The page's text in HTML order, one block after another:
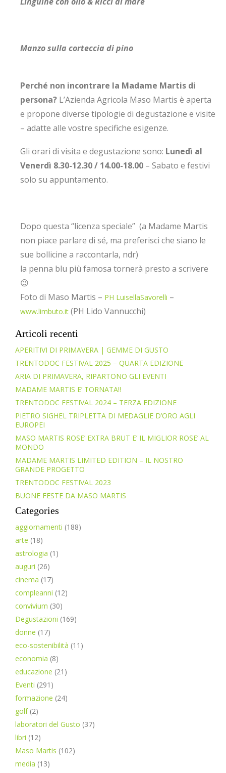
Manzo sulla corteccia di pino
Perché non incontrare la Madame Martis di
persona? L’Azienda Agricola Maso Martis è aperta
e propone diverse tipologie di degustazione e visite
– adatte alle vostre specifiche esigenze.
Gli orari di visita e degustazione sono: Lunedì al
Venerdì 8.30-12.30 / 14.00-18.00 – Sabato e festivi
solo su appuntamento.
Dopo questa “licenza speciale” (a Madame Martis
non piace parlare di sé, ma preferisci che siano le
sue bollicine a raccontarla, ndr)
la penna blu più famosa tornerà presto a scrivere
😉
Foto di Maso Martis – PH LuisellaSavorelli –
www.limbuto.it (PH Lido Vannucchi)
Articoli recenti
APERITIVI DI PRIMAVERA | GEMME DI GUSTO
TRENTODOC FESTIVAL 2025 – QUARTA EDIZIONE
ARIA DI PRIMAVERA, RIPARTONO GLI EVENTI
MADAME MARTIS E’ TORNATA!!
TRENTODOC FESTIVAL 2024 – TERZA EDIZIONE
PIETRO SIGHEL TRIPLETTA DI MEDAGLIE D’ORO AGLI
EUROPEI
MASO MARTIS ROSE’ EXTRA BRUT E’ IL MIGLIOR ROSE’ AL
MONDO
MADAME MARTIS LIMITED EDITION – IL NOSTRO
GRANDE PROGETTO
TRENTODOC FESTIVAL 2023
BUONE FESTE DA MASO MARTIS
Categories
aggiornamenti (188)
arte (18)
astrologia (1)
auguri (26)
cinema (17)
compleanni (12)
convivium (30)
Degustazioni (169)
donne (17)
eco-sostenibilità (11)
economia (8)
educazione (21)
Eventi (291)
formazione (24)
golf(2)
laboratori del Gusto (37)
libri (12)
Maso Martis (102)
media (13)